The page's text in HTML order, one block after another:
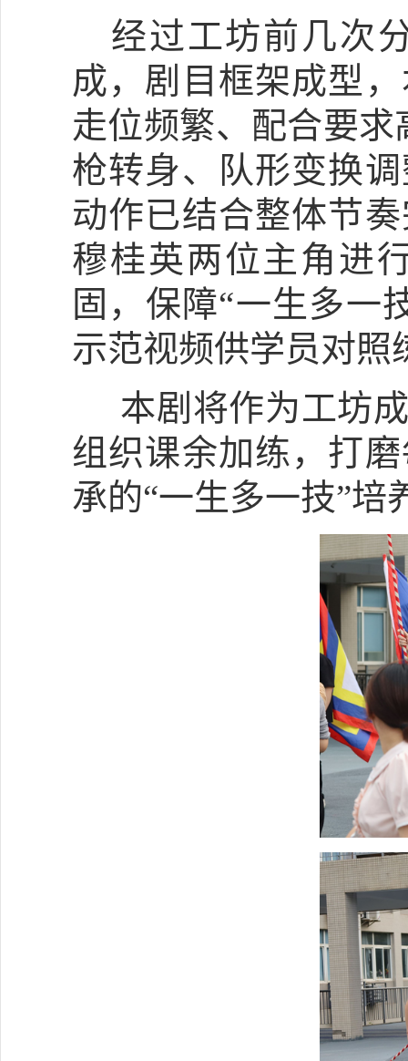
经过工坊前几次
成，剧目框架成型
走位频繁、配合要求
枪转身、队形变换
动作已结合整体节
穆桂英两位主角进
固，保障“一生多一
示范视频供学员对照
本剧将作为工坊
组织课余加练，打
承的“一生多一技”培